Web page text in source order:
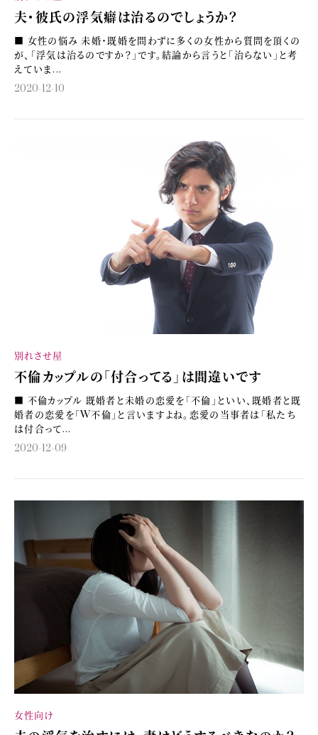
夫・彼氏の浮気癖は治るのでしょうか？
■ 女性の悩み 未婚・既婚を問わずに多くの女性から質問を頂くの
が、「浮気は治るのですか？」です。結論から言うと「治らない」と考
えていま...
2020-12-10
別れさせ屋
不倫カップルの「付合ってる」は間違いです
■ 不倫カップル 既婚者と未婚の恋愛を「不倫」といい、既婚者と既
婚者の恋愛を「W不倫」と言いますよね。恋愛の当事者は「私たち
は付合って...
2020-12-09
女性向け